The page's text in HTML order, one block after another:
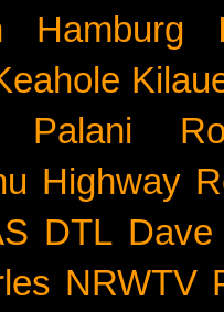
Hamburg
Palani
Highway
DTL
NRWTV